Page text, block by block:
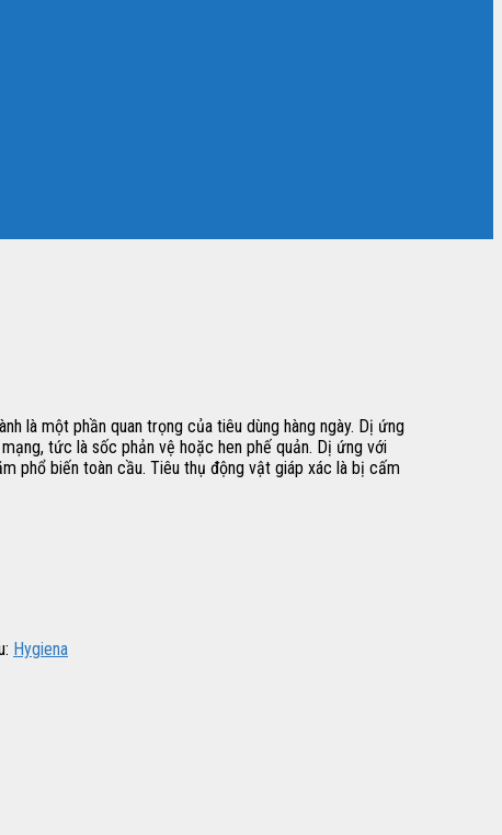
là một phần quan trọng của tiêu dùng hàng ngày. Dị ứng
tức là sốc phản vệ hoặc hen phế quản. Dị ứng với
phổ biến toàn cầu. Tiêu thụ động vật giáp xác là bị cấm
Hygiena